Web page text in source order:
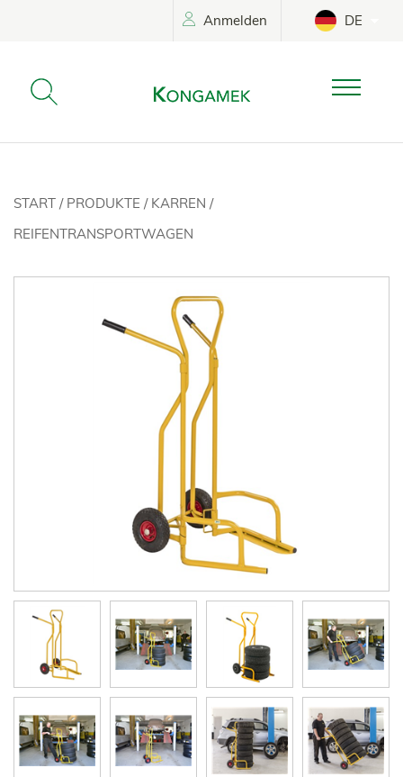
Anmelden DE
START / PRODUKTE / KARREN /
REIFENTRANSPORTWAGEN